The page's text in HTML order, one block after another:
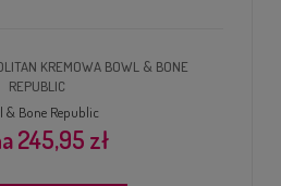
KREMOWA BOWL & BONE
REPUBLIC
& Bone Republic
245,95 zł